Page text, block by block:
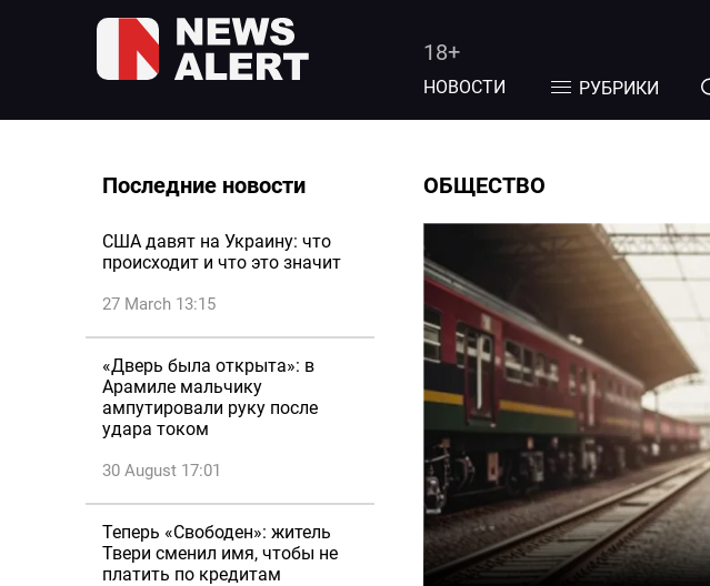
18+
НОВОСТИ РУБРИКИ
Последние новости
США давят на Украину: что
происходит и что это значит
27 March 13:15
«Дверь была открыта»: в
Арамиле мальчику
ампутировали руку после
удара током
30 August 17:01
Теперь «Свободен»: житель
Твери сменил имя, чтобы не
платить по кредитам
ОБЩЕСТВО